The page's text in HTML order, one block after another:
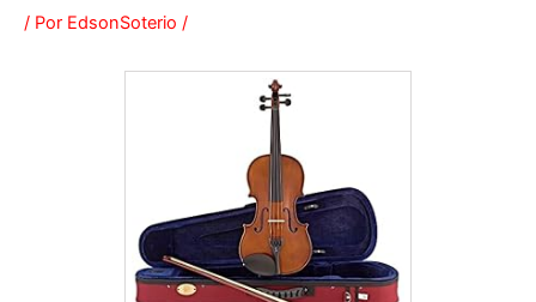
/ Por EdsonSoterio /